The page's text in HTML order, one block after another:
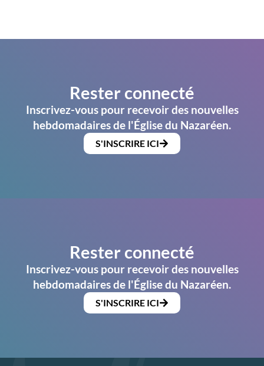
Rester connecté
Inscrivez-vous pour recevoir des nouvelles
hebdomadaires de l'Église du Nazaréen.
S'INSCRIRE ICI
Rester connecté
Inscrivez-vous pour recevoir des nouvelles
hebdomadaires de l'Église du Nazaréen.
S'INSCRIRE ICI